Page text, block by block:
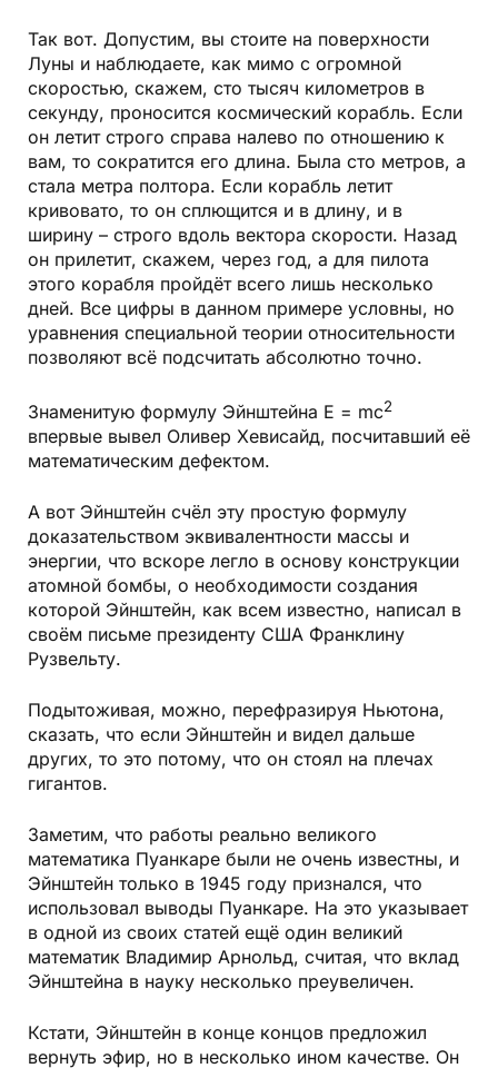
Так вот. Допустим, вы стоите на поверхности
Луны и наблюдаете, как мимо с огромной
скоростью, скажем, сто тысяч километров в
секунду, проносится космический корабль. Если
он летит строго справа налево по отношению к
вам, то сократится его длина. Была сто метров, а
стала метра полтора. Если корабль летит
кривовато, то он сплющится и в длину, и в
ширину – строго вдоль вектора скорости. Назад
он прилетит, скажем, через год, а для пилота
этого корабля пройдёт всего лишь несколько
дней. Все цифры в данном примере условны, но
уравнения специальной теории относительности
позволяют всё подсчитать абсолютно точно.
Знаменитую формулу Эйнштейна E = mc2
впервые вывел Оливер Хевисайд, посчитавший её
математическим дефектом.
А вот Эйнштейн счёл эту простую формулу
доказательством эквивалентности массы и
энергии, что вскоре легло в основу конструкции
атомной бомбы, о необходимости создания
которой Эйнштейн, как всем известно, написал в
своём письме президенту США Франклину
Рузвельту.
Подытоживая, можно, перефразируя Ньютона,
сказать, что если Эйнштейн и видел дальше
других, то это потому, что он стоял на плечах
гигантов.
Заметим, что работы реально великого
математика Пуанкаре были не очень известны, и
Эйнштейн только в 1945 году признался, что
использовал выводы Пуанкаре. На это указывает
в одной из своих статей ещё один великий
математик Владимир Арнольд, считая, что вклад
Эйнштейна в науку несколько преувеличен.
Кстати, Эйнштейн в конце концов предложил
вернуть эфир, но в несколько ином качестве. Он